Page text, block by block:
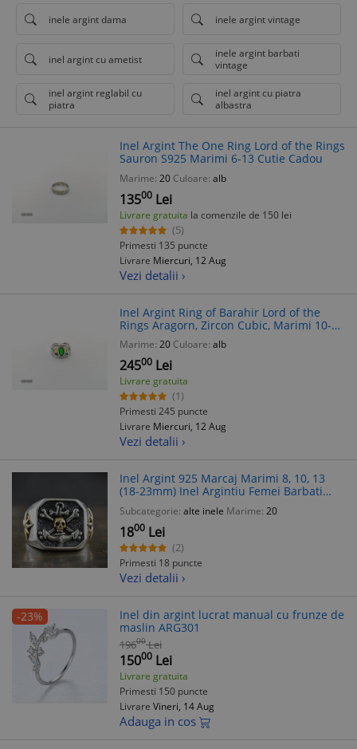
inele argint dama inele argint vintage
inel argint cu ametist
inele argint barbati
vintage
inel argint reglabil cu
piatra
inel argint cu piatra
albastra
Inel Argint The One Ring Lord of the Rings
Sauron S925 Marimi 6-13 Cutie Cadou
Marime: 20 Culoare: alb
13500 Lei
Livrare gratuita la comenzile de 150 lei
(5)
Primesti 135 puncte
Livrare Miercuri, 12 Aug
Vezi detalii ›
Inel Argint Ring of Barahir Lord of the
Rings Aragorn, Zircon Cubic, Marimi 10-
11, S925
Marime: 20 Culoare: alb
24500 Lei
Livrare gratuita
(1)
Primesti 245 puncte
Livrare Miercuri, 12 Aug
Vezi detalii ›
Inel Argint 925 Marcaj Marimi 8, 10, 13
(18-23mm) Inel Argintiu Femei Barbati
Cadou
Subcategorie: alte inele Marime: 20
1800 Lei
(2)
Primesti 18 puncte
Vezi detalii ›
-23%
Inel din argint lucrat manual cu frunze de
maslin ARG301
19600 Lei
15000 Lei
Livrare gratuita
Primesti 150 puncte
Livrare Vineri, 14 Aug
Adauga in cos